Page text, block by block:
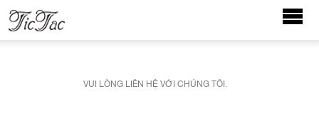
VUI LÒNG LIÊN HỆ VỚI CHÚNG TÔI.